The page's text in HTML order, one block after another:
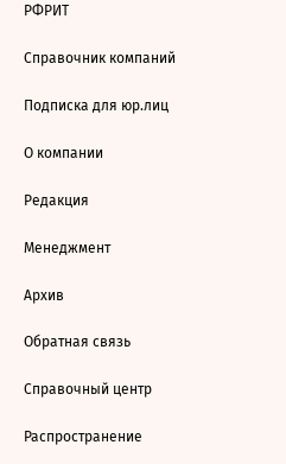
РФРИТ
Справочник компаний
Подписка для юр.лиц
О компании
Редакция
Менеджмент
Архив
Обратная связь
Справочный центр
Распространение